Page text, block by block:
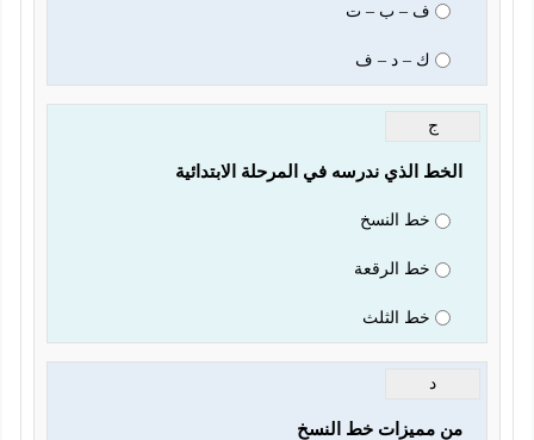
ف – ب – ت
ك – د – ف
ج
الخط الذي ندرسه في المرحلة الابتدائية
خط النسخ
خط الرقعة
خط الثلث
د
من مميزات خط النسخ